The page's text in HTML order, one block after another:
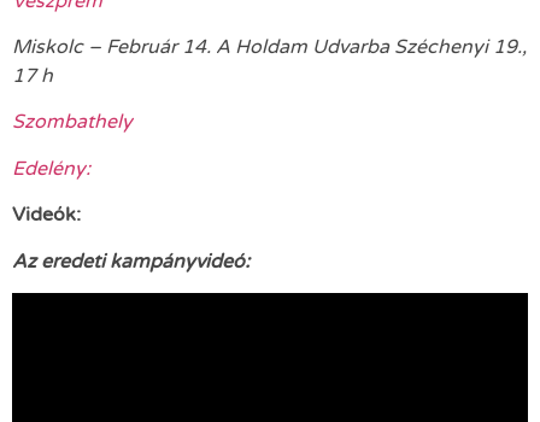
Miskolc – Február 14. A Holdam Udvarba Széchenyi 19.,
17 h
Szombathely
Edelény:
Videók:
Az eredeti kampányvideó: